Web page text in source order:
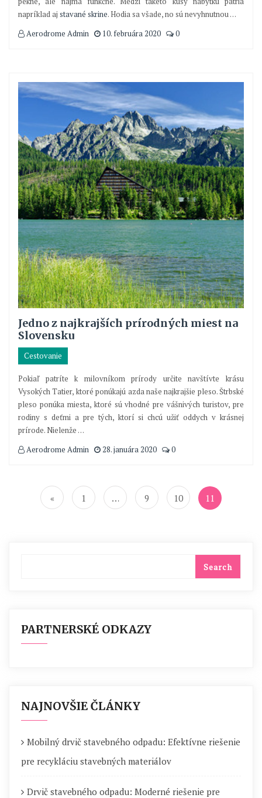
napríklad aj stavané skrine. Hodia sa všade, no sú nevyhnutnou…
Aerodrome Admin
10. februára 2020 0
Jedno z najkrajších prírodných miest na
Slovensku
Cestovanie
Pokiaľ patríte k milovníkom prírody určite navštívte krásu
Vysokých Tatier, ktoré ponúkajú azda naše najkrajšie pleso. Štrbské
pleso ponúka miesta, ktoré sú vhodné pre vášnivých turistov, pre
rodiny s deťmi a pre tých, ktorí si chcú užiť oddych v krásnej
prírode. Nielenže …
Aerodrome Admin
28. januára 2020 0
v
článkoch
« 1 … 9 10 11
PARTNERSKÉ ODKAZY
NAJNOVŠIE ČLÁNKY
Mobilný drvič stavebného odpadu: Efektívne riešenie
pre recykláciu stavebných materiálov
Drvič stavebného odpadu: Moderné riešenie pre